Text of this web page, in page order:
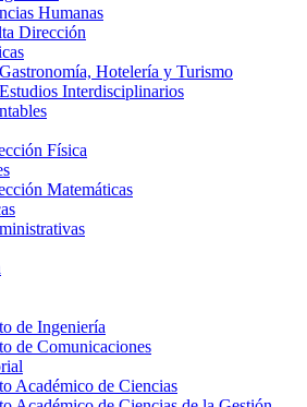
Humanas
Dirección
Hotelería y Turismo
Interdisciplinarios
Física
Matemáticas
de Ingeniería
de Comunicaciones
Académico de Ciencias